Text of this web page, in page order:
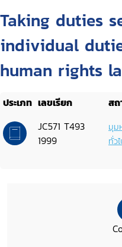
Taking duties
individual
human rights
ประเภท เลขเรียก ส
JC571 T493
1999
มุม
ทั่ว